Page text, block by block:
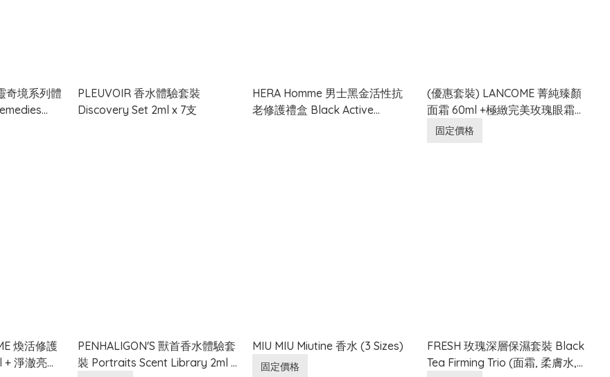
奇境系列體
PLEUVOIR 香水體驗套裝
Discovery Set 2ml x 7支
HERA Homme 男士黑金活性抗
老修護禮盒 Black Active
(優惠套裝) LANCOME 菁純臻顏
面霜 60ml +極緻完美玫瑰眼霜
20ml + 極緻完美玫瑰精華水
固定價格
煥活修護
淨澈亮肌
PENHALIGON'S 獸首香水體驗套
裝 Portraits Scent Library 2ml x
MIU MIU Miutine 香水 (3 Sizes)
固定價格
FRESH 玫瑰深層保濕套裝 Black
Tea Firming Trio (面霜, 柔膚水,